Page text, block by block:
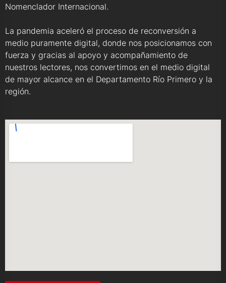
Nomenclador Internacional.
La pandemia aceleró el proceso de reconversión a
medio puramente digital, donde nos posicionamos con
fuerza y gracias al apoyo y acompañamiento de
nuestros lectores, nos convertimos en el medio digital
de mayor alcance en el Departamento Río Primero y la
región.